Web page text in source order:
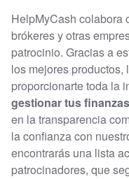
HelpMyCash colabora
brókeres y otras
patrocinio. Gracias a
los mejores productos,
proporcionarte toda la
gestionar tus
en la transparencia
la confianza con
encontrarás una lista
patrocinadores, que